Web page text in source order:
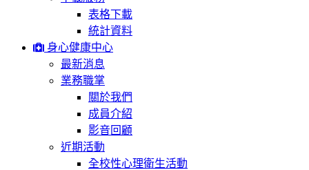
表格下載
統計資料
身心健康中心
最新消息
業務職掌
關於我們
成員介紹
影音回顧
近期活動
全校性心理衛生活動